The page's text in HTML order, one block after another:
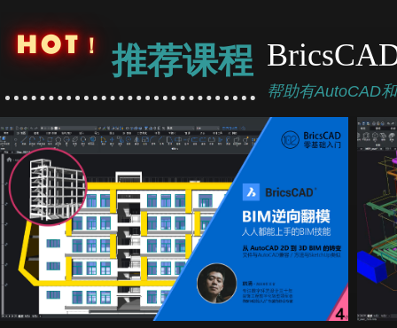
帮助有AutoCAD
推荐课程
HOT！